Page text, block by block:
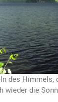
des
wieder die